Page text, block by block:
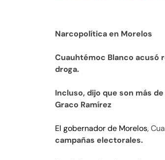
Narcopolítica en Morelos
Cuauhtémoc Blanco
droga.
Incluso, dijo que son más
Graco Ramírez
El gobernador de Morelos,
campañas electorales.